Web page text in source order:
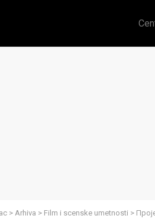
> Arhiva > Film i scenske umetnosti >